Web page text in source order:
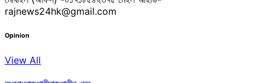
rajnews24hk@gmail.com
Opinion
View All